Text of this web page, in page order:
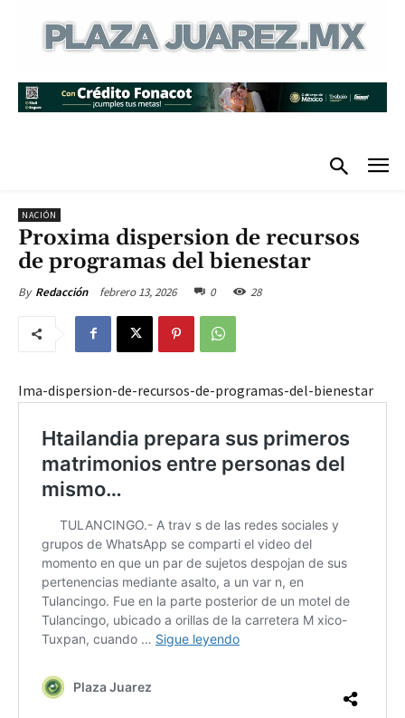
NACIÓN
Proxima dispersion de recursos
de programas del bienestar
By Redacción febrero 13, 2026 0 28
Ima-dispersion-de-recursos-de-programas-del-bienestar